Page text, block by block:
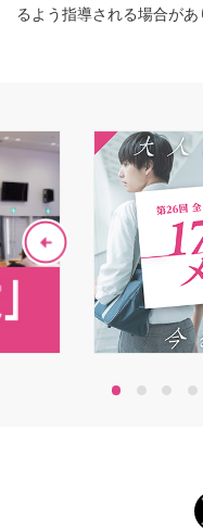
るよう指導される場合があ
2 4